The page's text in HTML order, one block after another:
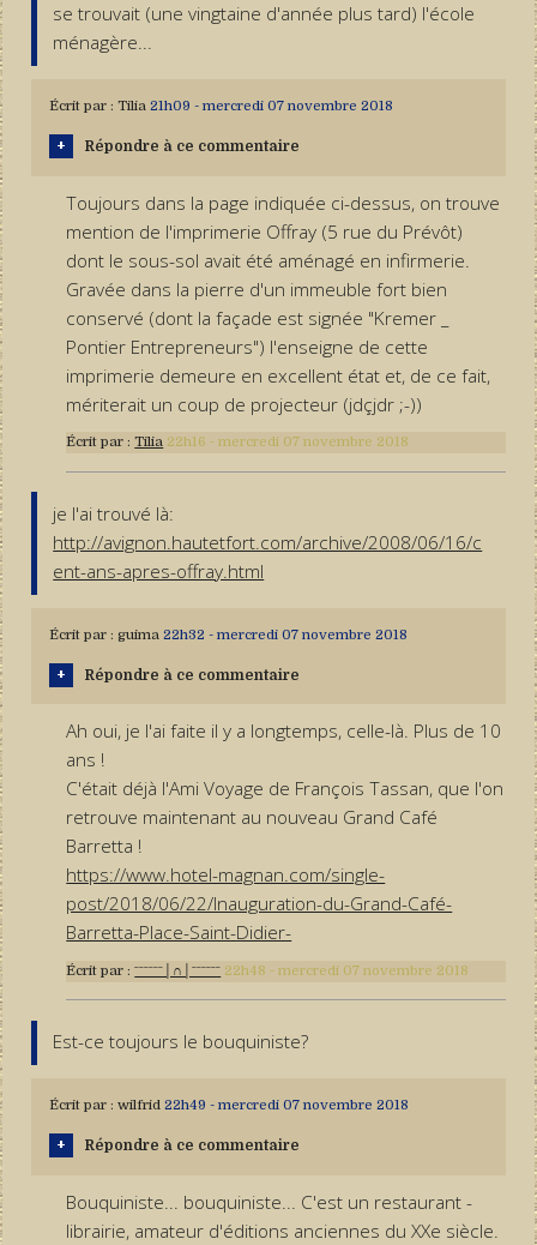
se trouvait (une vingtaine d'année plus tard) l'école
ménagère...
Écrit par : Tilia 21h09 - mercredi 07 novembre 2018
Répondre à ce commentaire
Toujours dans la page indiquée ci-dessus, on trouve
mention de l'imprimerie Offray (5 rue du Prévôt)
dont le sous-sol avait été aménagé en infirmerie.
Gravée dans la pierre d'un immeuble fort bien
conservé (dont la façade est signée "Kremer _
Pontier Entrepreneurs") l'enseigne de cette
imprimerie demeure en excellent état et, de ce fait,
mériterait un coup de projecteur (jdçjdr ;-))
Écrit par :Tilia 22h16 -mercredi 07 novembre 2018
je l'ai trouvé là:
http://avignon.hautetfort.com/archive/2008/06/16/c
ent-ans-apres-offray.html
Écrit par : guima 22h32 - mercredi 07 novembre 2018
Répondre à ce commentaire
Ah oui, je l'ai faite il y a longtemps, celle-là. Plus de 10
ans !
C'était déjà l'Ami Voyage de François Tassan, que l'on
retrouve maintenant au nouveau Grand Café
Barretta !
https://www.hotel-magnan.com/single-
post/2018/06/22/Inauguration-du-Grand-Café-
Barretta-Place-Saint-Didier-
Écrit par :ˉˉˉˉˉˉ│∩│ˉˉˉˉˉˉ 22h48 -mercredi 07 novembre 2018
Est-ce toujours le bouquiniste?
Écrit par : wilfrid 22h49 - mercredi 07 novembre 2018
Répondre à ce commentaire
Bouquiniste... bouquiniste... C'est un restaurant -
librairie, amateur d'éditions anciennes du XXe siècle.